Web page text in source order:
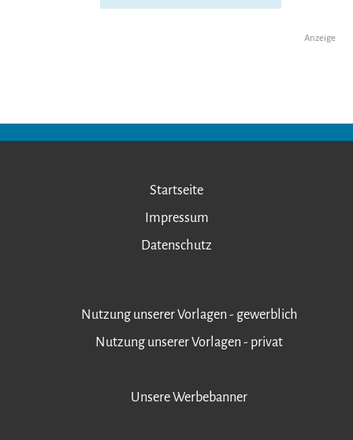
Anzeige
Startseite
Impressum
Datenschutz
Nutzung unserer Vorlagen - gewerblich
Nutzung unserer Vorlagen - privat
Unsere Werbebanner